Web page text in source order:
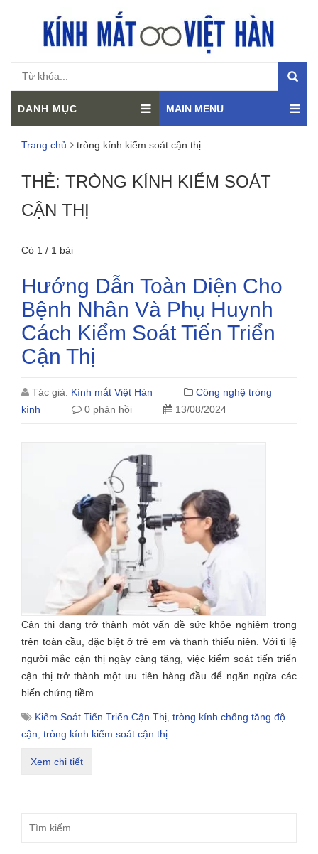
DANH MỤC MAIN MENU
Trang chủ tròng kính kiểm soát cận thị
THẺ: TRÒNG KÍNH KIỂM SOÁT
CẬN THỊ
Có 1 / 1 bài
Hướng Dẫn Toàn Diện Cho
Bệnh Nhân Và Phụ Huynh
Cách Kiểm Soát Tiến Triển
Cận Thị
Tác giả: Kính mắt Việt Hàn
Công nghệ tròng
kính
0 phản hồi 13/08/2024
Cận thị đang trở thành một vấn đề sức khỏe nghiêm trọng
trên toàn cầu, đặc biệt ở trẻ em và thanh thiếu niên. Với tỉ lệ
người mắc cận thị ngày càng tăng, việc kiểm soát tiến triển
cận thị trở thành một ưu tiên hàng đầu để ngăn ngừa các
biến chứng tiềm
Kiểm Soát Tiến Triển Cận Thị tròng kính chống tăng độ
cận tròng kính kiểm soát cận thị
Xem chi tiết